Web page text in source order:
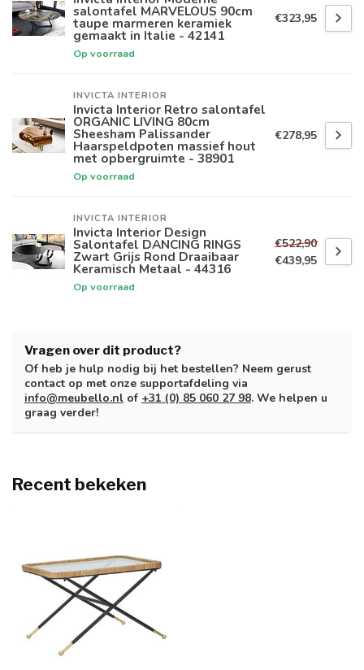
salontafel MARVELOUS 90cm
taupe marmeren keramiek
gemaakt in Italie - 42141
Op voorraad
€323,95
INVICTA INTERIOR
Invicta Interior Retro salontafel
ORGANIC LIVING 80cm
Sheesham Palissander
Haarspeldpoten massief hout
met opbergruimte - 38901
Op voorraad
€278,95
INVICTA INTERIOR
Invicta Interior Design
Salontafel DANCING RINGS
Zwart Grijs Rond Draaibaar
Keramisch Metaal - 44316
Op voorraad
€522,90
€439,95
Vragen over dit product?
Of heb je hulp nodig bij het bestellen? Neem gerust
contact op met onze supportafdeling via
info@meubello.nl of +31 (0) 85 060 27 98. We helpen u
graag verder!
Recent bekeken